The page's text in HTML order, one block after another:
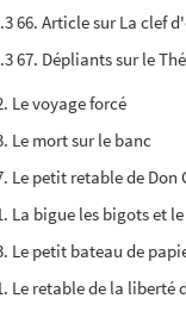
66. Article sur La clef
67. Dépliants sur le
Le voyage forcé
Le mort sur le banc
Le petit retable de
La bigue les bigots et
Le petit bateau de
Le retable de la liberté